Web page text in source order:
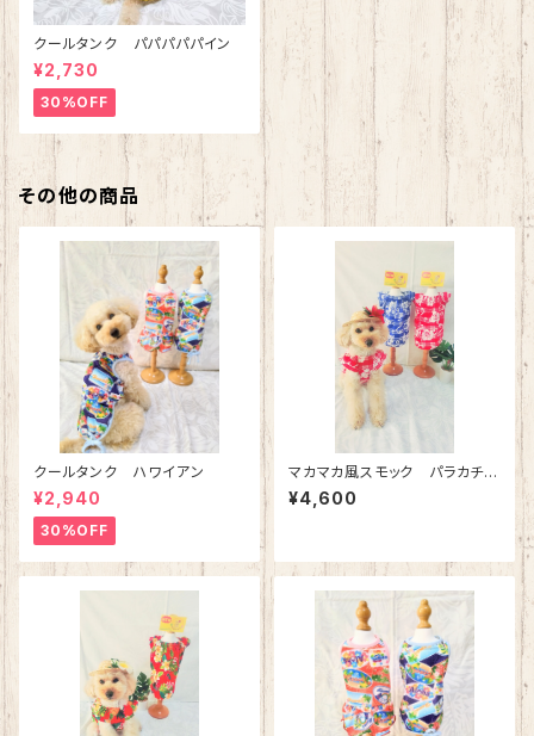
クールタンク パパパパパイン
¥2,730
30%OFF
その他の商品
クールタンク ハワイアン
¥2,940
30%OFF
マカマカ風スモック パラカチェ
ック（レッド）
¥4,600